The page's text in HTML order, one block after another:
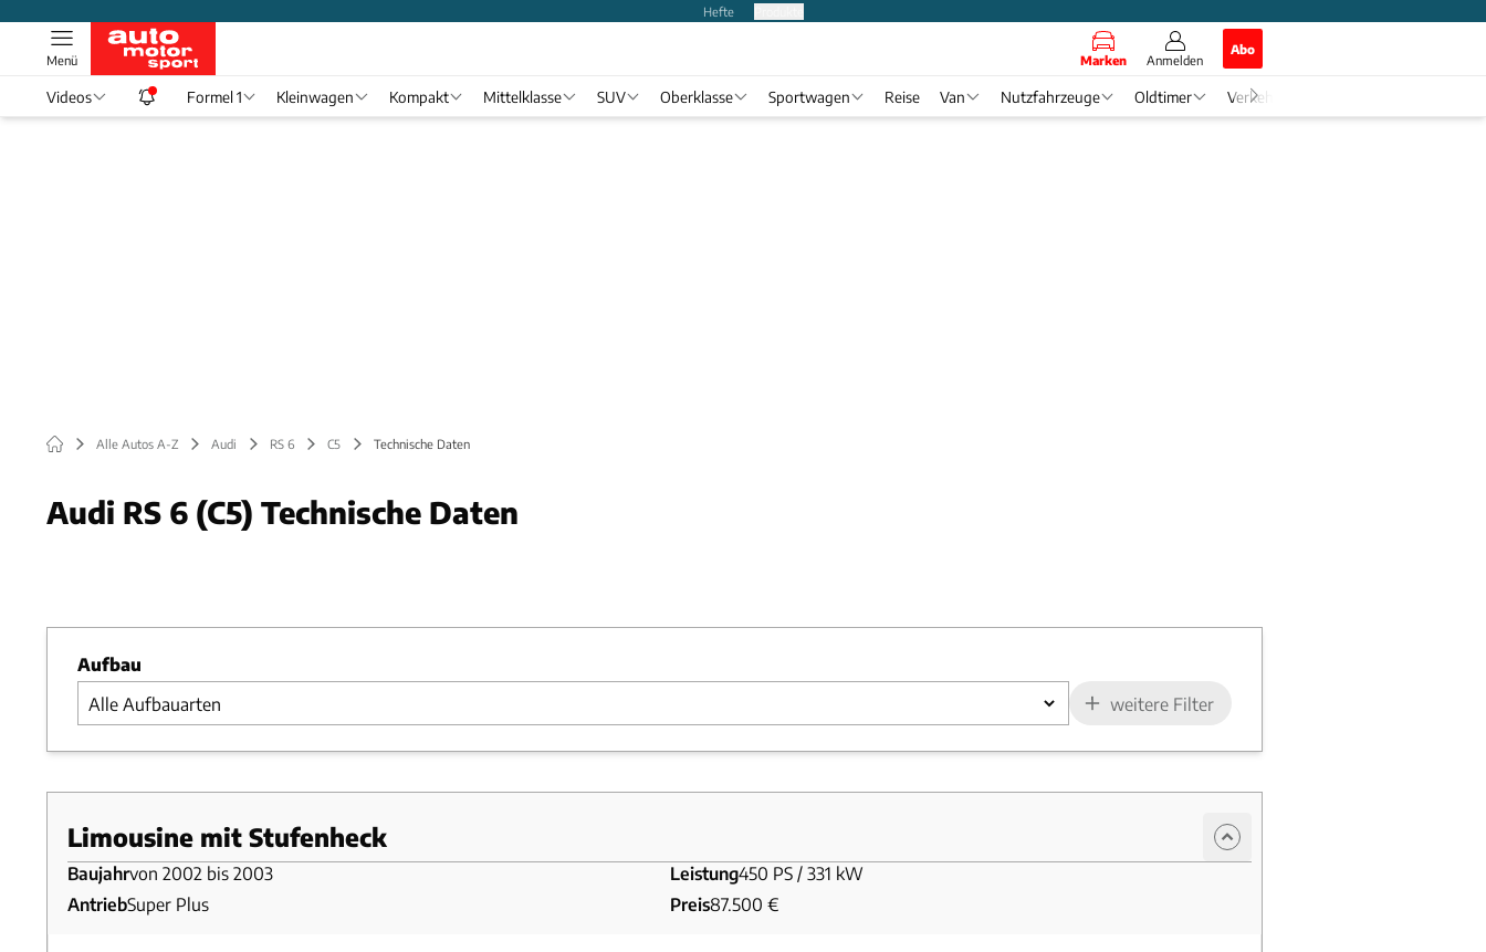
Hefte
Marken Anmelden
Abo
Menü
Videos Formel 1 Kleinwagen Kompakt Mittelklasse SUV Oberklasse Sportwagen Reise Van Nutzfahrzeuge Oldtimer Verkehr
Alle Autos A-Z Audi RS 6 C5 Technische Daten
Audi RS 6 (C5) Technische Daten
Foto: Audi
Aufbau
weitere Filter
Limousine mit Stufenheck
Baujahrvon 2002 bis 2003 Leistung450 PS / 331 kW
AntriebSuper Plus Preis87.500 €